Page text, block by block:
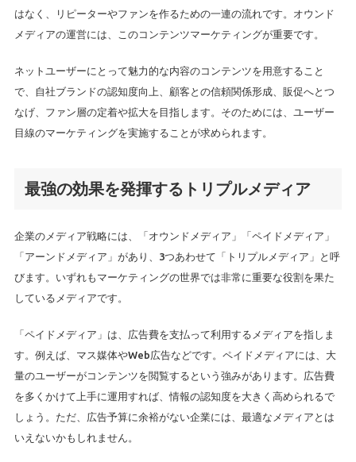
はなく、リピーターやファンを作るための一連の流れです。オウンド
メディアの運営には、このコンテンツマーケティングが重要です。
ネットユーザーにとって魅力的な内容のコンテンツを用意すること
で、自社ブランドの認知度向上、顧客との信頼関係形成、販促へとつ
なげ、ファン層の定着や拡大を目指します。そのためには、ユーザー
目線のマーケティングを実施することが求められます。
最強の効果を発揮するトリプルメディア
企業のメディア戦略には、「オウンドメディア」「ペイドメディア」
「アーンドメディア」があり、3つあわせて「トリプルメディア」と呼
びます。いずれもマーケティングの世界では非常に重要な役割を果た
しているメディアです。
「ペイドメディア」は、広告費を支払って利用するメディアを指しま
す。例えば、マス媒体やWeb広告などです。ペイドメディアには、大
量のユーザーがコンテンツを閲覧するという強みがあります。広告費
を多くかけて上手に運用すれば、情報の認知度を大きく高められるで
しょう。ただ、広告予算に余裕がない企業には、最適なメディアとは
いえないかもしれません。